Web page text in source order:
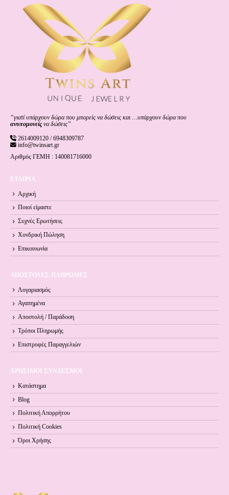
“γιατί υπάρχουν δώρα που μπορείς να δώσεις και …υπάρχουν δώρα που
ανυπομονείςνα δώσεις”
2614009120 / 6948309787
info@twinsart.gr
Αριθμός ΓΕΜΗ : 140081716000
ΕΤΑΙΡΙΑ
Αρχική
Ποιοί είμαστε
Συχνές Ερωτήσεις
Χονδρική Πώληση
Επικοινωνία
ΑΠΟΣΤΟΛΕΣ-ΠΛΗΡΩΜΕΣ
Λογαριασμός
Αγαπημένα
Αποστολή / Παράδοση
Τρόποι Πληρωμής
Επιστροφές Παραγγελιών
ΧΡΗΣΙΜΟΙ ΣΥΝΔΕΣΜΟΙ
Κατάστημα
Blog
Πολιτική Απορρήτου
Πολιτική Cookies
Όροι Xρήσης